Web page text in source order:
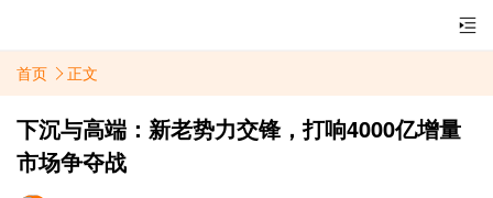
首页 正文
下沉与高端：新老势力交锋，打响4000亿增量
市场争夺战